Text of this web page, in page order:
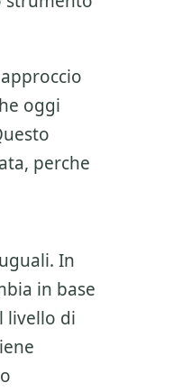
oggi
perche
In
in base
livello di